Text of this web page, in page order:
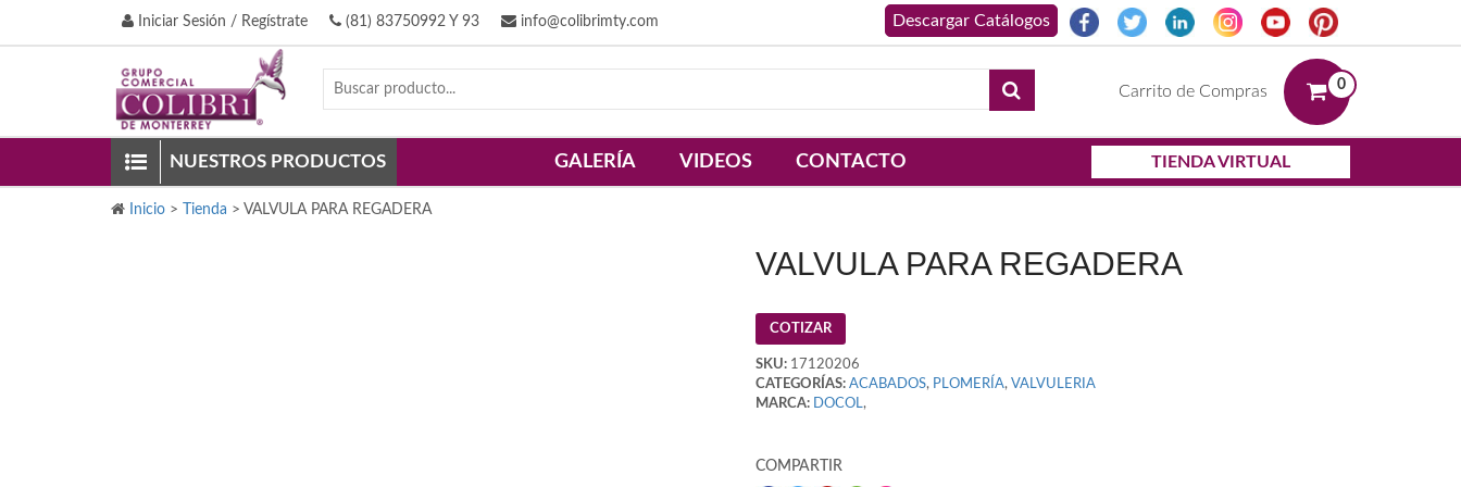
Iniciar Sesión / Regístrate (81) 83750992 Y 93 info@colibrimty.com
Carrito de Compras 0
NUESTROS PRODUCTOS GALERÍA VIDEOS CONTACTO TIENDA VIRTUAL
Inicio > Tienda > VALVULA PARA REGADERA
VALVULA PARA REGADERA
COTIZAR
SKU:17120206
CATEGORÍAS: ACABADOS, PLOMERÍA, VALVULERIA
MARCA: DOCOL,
COMPARTIR